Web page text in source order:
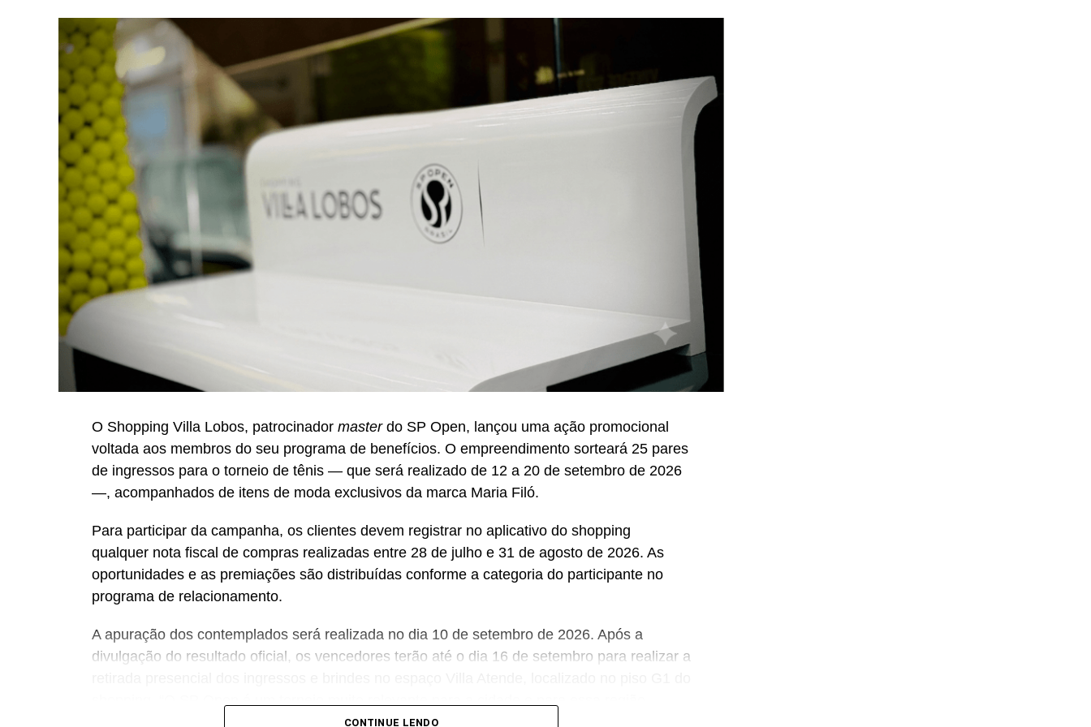
gerar conversa e manter o Café Evolutto presente na rotina das pessoas. A combinação
entre mecânica simples, premiações atrativas, comunicação integrada e a chegada do Edu
Guedes nos permite manter a marca presente na rotina do consumidor durante todo o
período da campanha”, conclui Hugo Furlan, coordenador de marketing da Cooxupé.
O Shopping Villa Lobos, patrocinador masterdo SP Open, lançou uma ação promocional
voltada aos membros do seu programa de benefícios. O empreendimento sorteará 25 pares
de ingressos para o torneio de tênis — que será realizado de 12 a 20 de setembro de 2026
—, acompanhados de itens de moda exclusivos da marca Maria Filó.
Para participar da campanha, os clientes devem registrar no aplicativo do shopping
qualquer nota fiscal de compras realizadas entre 28 de julho e 31 de agosto de 2026. As
oportunidades e as premiações são distribuídas conforme a categoria do participante no
programa de relacionamento.
A apuração dos contemplados será realizada no dia 10 de setembro de 2026. Após a
divulgação do resultado oficial, os vencedores terão até o dia 16 de setembro para realizar a
Como estamos no evento de forma tão profunda, nada mais justo do que proporcionar essa
CONTINUE LENDO